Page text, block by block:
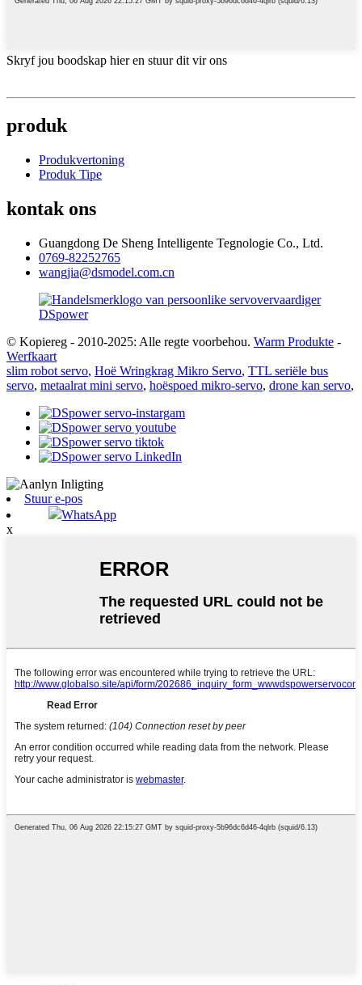
Skryf jou boodskap hier en stuur dit vir ons
produk
Produkvertoning
Produk Tipe
kontak ons
Guangdong De Sheng Intelligente Tegnologie Co., Ltd.
0769-82252765
wangjia@dsmodel.com.cn
© Kopiereg - 2010-2025: Alle regte voorbehou. Warm Produkte -
Werfkaart
slim robot servo, Hoë Wringkrag Mikro Servo, TTL seriële bus
servo, metaalrat mini servo, hoëspoed mikro-servo, drone kan servo,
Stuur e-pos
WhatsApp
x